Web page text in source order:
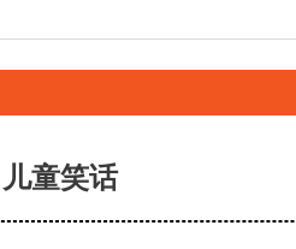
儿童笑话